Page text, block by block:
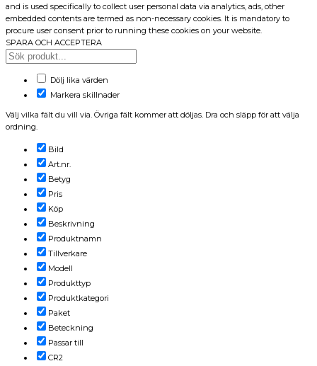
and is used specifically to collect user personal data via analytics, ads, other
embedded contents are termed as non-necessary cookies. It is mandatory to
procure user consent prior to running these cookies on your website.
SPARA OCH ACCEPTERA
Dölj lika värden
Markera skillnader
Välj vilka fält du vill via. Övriga fält kommer att döljas. Dra och släpp för att välja
ordning.
Bild
Art.nr.
Betyg
Pris
Köp
Beskrivning
Produktnamn
Tillverkare
Modell
Produkttyp
Produktkategori
Paket
Beteckning
Passar till
CR2